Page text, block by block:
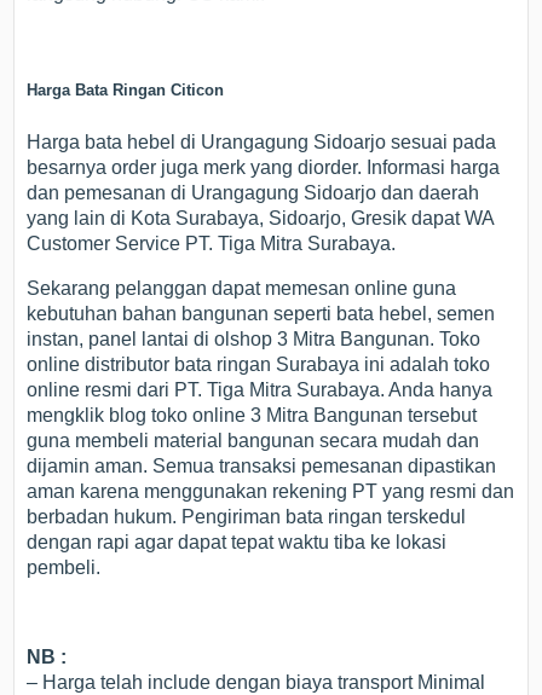
Harga Bata Ringan Citicon
Harga bata hebel di Urangagung Sidoarjo sesuai pada
besarnya order juga merk yang diorder. Informasi harga
dan pemesanan di Urangagung Sidoarjo dan daerah
yang lain di Kota Surabaya, Sidoarjo, Gresik dapat WA
Customer Service PT. Tiga Mitra Surabaya.
Sekarang pelanggan dapat memesan online guna
kebutuhan bahan bangunan seperti bata hebel, semen
instan, panel lantai di olshop 3 Mitra Bangunan. Toko
online distributor bata ringan Surabaya ini adalah toko
online resmi dari PT. Tiga Mitra Surabaya. Anda hanya
mengklik blog toko online 3 Mitra Bangunan tersebut
guna membeli material bangunan secara mudah dan
dijamin aman. Semua transaksi pemesanan dipastikan
aman karena menggunakan rekening PT yang resmi dan
berbadan hukum. Pengiriman bata ringan terskedul
dengan rapi agar dapat tepat waktu tiba ke lokasi
pembeli.
NB :
– Harga telah include dengan biaya transport Minimal